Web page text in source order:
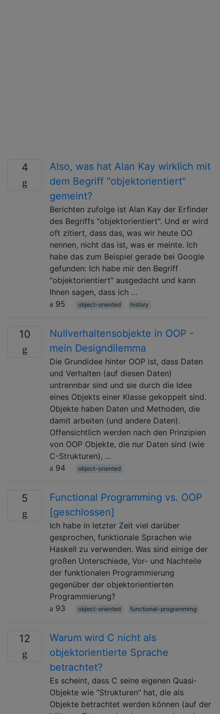
4
Also, was hat Alan Kay wirklich mit
dem Begriff "objektorientiert"
gemeint?
Berichten zufolge ist Alan Kay der Erfinder
des Begriffs "objektorientiert". Und er wird
oft zitiert, dass das, was wir heute OO
nennen, nicht das ist, was er meinte. Ich
habe das zum Beispiel gerade bei Google
gefunden: Ich habe mir den Begriff
"objektorientiert" ausgedacht und kann
Ihnen sagen, dass ich …
95
object-oriented history
10
Nullverhaltensobjekte in OOP -
mein Designdilemma
Die Grundidee hinter OOP ist, dass Daten
und Verhalten (auf diesen Daten)
untrennbar sind und sie durch die Idee
eines Objekts einer Klasse gekoppelt sind.
Objekte haben Daten und Methoden, die
damit arbeiten (und andere Daten).
Offensichtlich werden nach den Prinzipien
von OOP Objekte, die nur Daten sind (wie
C-Strukturen), …
94
object-oriented
5
Functional Programming vs. OOP
[geschlossen]
Ich habe in letzter Zeit viel darüber
gesprochen, funktionale Sprachen wie
Haskell zu verwenden. Was sind einige der
großen Unterschiede, Vor- und Nachteile
der funktionalen Programmierung
gegenüber der objektorientierten
Programmierung?
93
object-oriented functional-programming
12
Warum wird C nicht als
objektorientierte Sprache
betrachtet?
Es scheint, dass C seine eigenen Quasi-
Objekte wie "Strukturen" hat, die als
Objekte betrachtet werden können (auf der